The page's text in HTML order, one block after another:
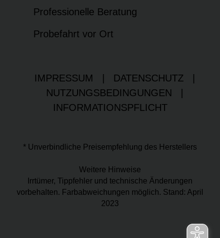
Professionelle Beratung
Probefahrt vor Ort
IMPRESSUM DATENSCHUTZ
NUTZUNGSBEDINGUNGEN
INFORMATIONSPFLICHT
* Unverbindliche Preisempfehlung des Herstellers
Weitere Hinweise
Irrtümer, Tippfehler und technische Änderungen
vorbehalten. Farbabweichungen möglich. Stand: April
2023